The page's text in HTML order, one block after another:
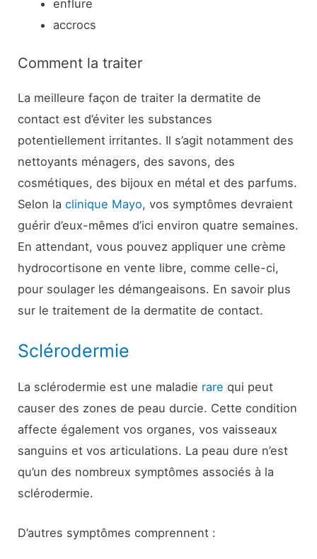
enflure
accrocs
Comment la traiter
La meilleure façon de traiter la dermatite de
contact est d’éviter les substances
potentiellement irritantes. Il s’agit notamment des
nettoyants ménagers, des savons, des
cosmétiques, des bijoux en métal et des parfums.
Selon laclinique Mayo, vos symptômes devraient
guérir d’eux-mêmes d’ici environ quatre semaines.
En attendant, vous pouvez appliquer une crème
hydrocortisone en vente libre, comme celle-ci,
pour soulager les démangeaisons. En savoir plus
sur le traitement de la dermatite de contact.
Sclérodermie
La sclérodermie est une maladie rare qui peut
causer des zones de peau durcie. Cette condition
affecte également vos organes, vos vaisseaux
sanguins et vos articulations. La peau dure n’est
qu’un des nombreux symptômes associés à la
sclérodermie.
D’autres symptômes comprennent :